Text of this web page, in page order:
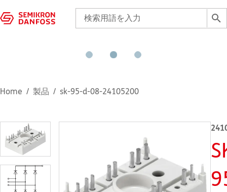
Home 製品 sk-95-d-08-24105200